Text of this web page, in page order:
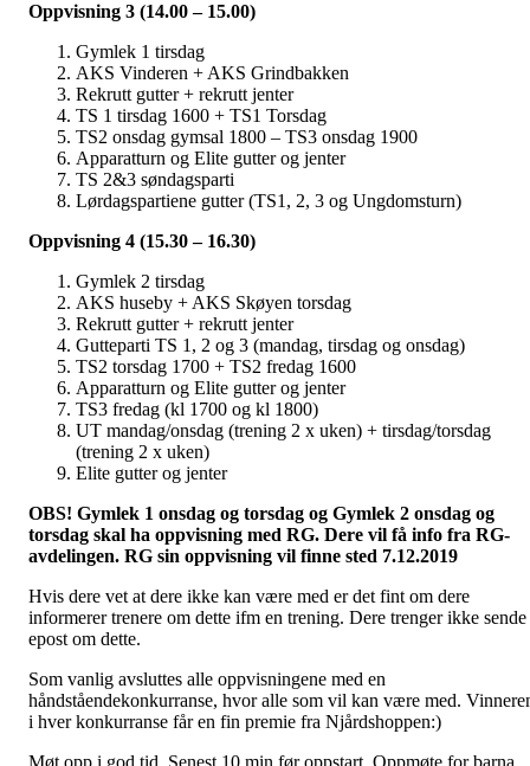
Oppvisning 3 (14.00 – 15.00)
Gymlek 1 tirsdag
AKS Vinderen + AKS Grindbakken
Rekrutt gutter + rekrutt jenter
TS 1 tirsdag 1600 + TS1 Torsdag
TS2 onsdag gymsal 1800 – TS3 onsdag 1900
Apparatturn og Elite gutter og jenter
TS 2&3 søndagsparti
Lørdagspartiene gutter (TS1, 2, 3 og Ungdomsturn)
Oppvisning 4 (15.30 – 16.30)
Gymlek 2 tirsdag
AKS huseby + AKS Skøyen torsdag
Rekrutt gutter + rekrutt jenter
Gutteparti TS 1, 2 og 3 (mandag, tirsdag og onsdag)
TS2 torsdag 1700 + TS2 fredag 1600
Apparatturn og Elite gutter og jenter
TS3 fredag (kl 1700 og kl 1800)
UT mandag/onsdag (trening 2 x uken) + tirsdag/torsdag
(trening 2 x uken)
Elite gutter og jenter
OBS! Gymlek 1 onsdag og torsdag og Gymlek 2 onsdag og
torsdag skal ha oppvisning med RG. Dere vil få info fra RG-
avdelingen. RG sin oppvisning vil finne sted 7.12.2019
Hvis dere vet at dere ikke kan være med er det fint om dere
informerer trenere om dette ifm en trening. Dere trenger ikke sende
epost om dette.
Som vanlig avsluttes alle oppvisningene med en
håndståendekonkurranse, hvor alle som vil kan være med.
i hver konkurranse får en fin premie fra Njårdshoppen:)
Møt opp i god tid. Senest 10 min før oppstart. Oppmøte for barna